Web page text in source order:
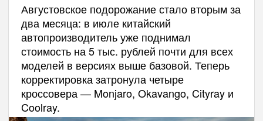
Августовское подорожание стало вторым за
два месяца: в июле китайский
автопроизводитель уже поднимал
стоимость на 5 тыс. рублей почти для всех
моделей в версиях выше базовой. Теперь
корректировка затронула четыре
кроссовера — Monjaro, Okavango, Cityray и
Coolray.